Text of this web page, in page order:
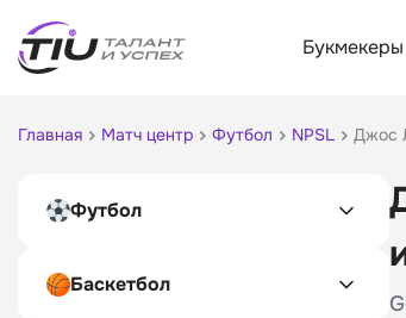
Букмекеры
Главная Матч центр Футбол NPSL Джос
Футбол
Баскетбол